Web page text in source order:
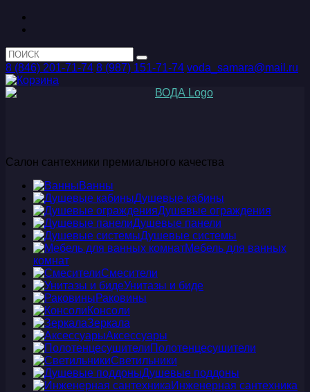
8 (846) 201-71-74 8 (987) 151-71-74 voda_samara@mail.ru
Салон сантехники премиального качества
Ванны
Душевые кабины
Душевые ограждения
Душевые панели
Душевые системы
Мебель для ванных
комнат
Смесители
Унитазы и биде
Раковины
Консоли
Зеркала
Аксессуары
Полотенцесушители
Светильники
Душевые поддоны
Инженерная сантехника